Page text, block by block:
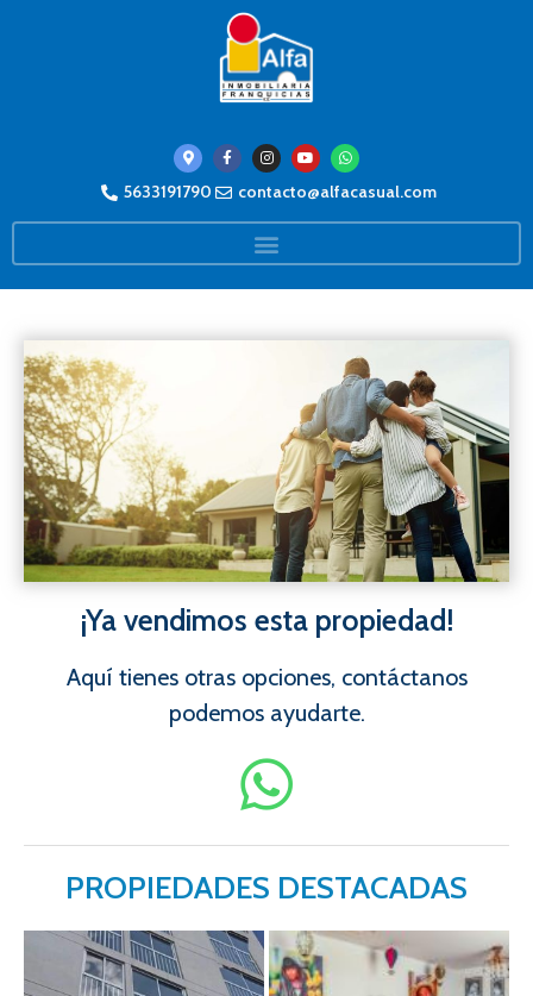
5633191790 contacto@alfacasual.com
¡Ya vendimos esta propiedad!
Aquí tienes otras opciones, contáctanos
podemos ayudarte.
PROPIEDADES DESTACADAS